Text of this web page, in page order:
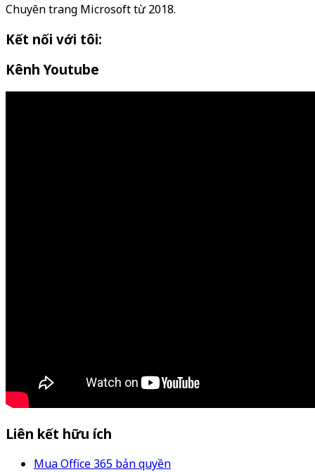
Chuyên trang Microsoft từ 2018.
Kết nối với tôi:
Kênh Youtube
Liên kết hữu ích
Mua Office 365 bản quyền